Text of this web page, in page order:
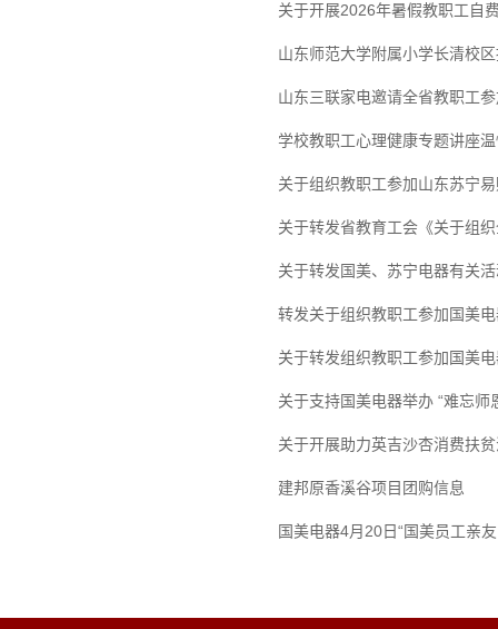
关于开展2026年暑假教职工自
山东师范大学附属小学长清校
山东三联家电邀请全省教职工
学校教职工心理健康专题讲座
关于组织教职工参加山东苏宁
关于转发省教育工会《关于组
关于转发国美、苏宁电器有关
转发关于组织教职工参加国美
关于转发组织教职工参加国美
关于支持国美电器举办 “难忘
关于开展助力英吉沙杏消费扶
建邦原香溪谷项目团购信息
国美电器4月20日“国美员工亲